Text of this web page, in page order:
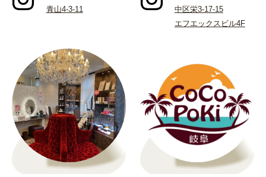
青山4-3-11
中区栄3-17-15
エフエックスビル4F